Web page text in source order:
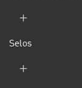
Selos